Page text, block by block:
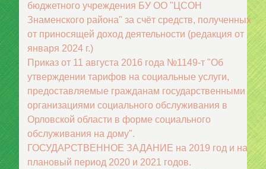
бюджетного учреждения БУ ОО "ЦСОН
Знаменского района" за счёт средств, полученных
от приносящей доход деятельности (редакция от
января 2024 г.)
Приказ от 11 августа 2016 года №1149-т "Об
утверждении тарифов на социальные услуги,
предоставляемые гражданам государственными
организациями социального обслуживания в
Орловской области в форме социального
обслуживания на дому".
ГОСУДАРСТВЕННОЕ ЗАДАНИЕ на 2019 год и на
плановый период 2020 и 2021 годов.